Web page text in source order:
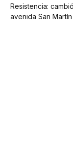
Resistencia:
avenida San